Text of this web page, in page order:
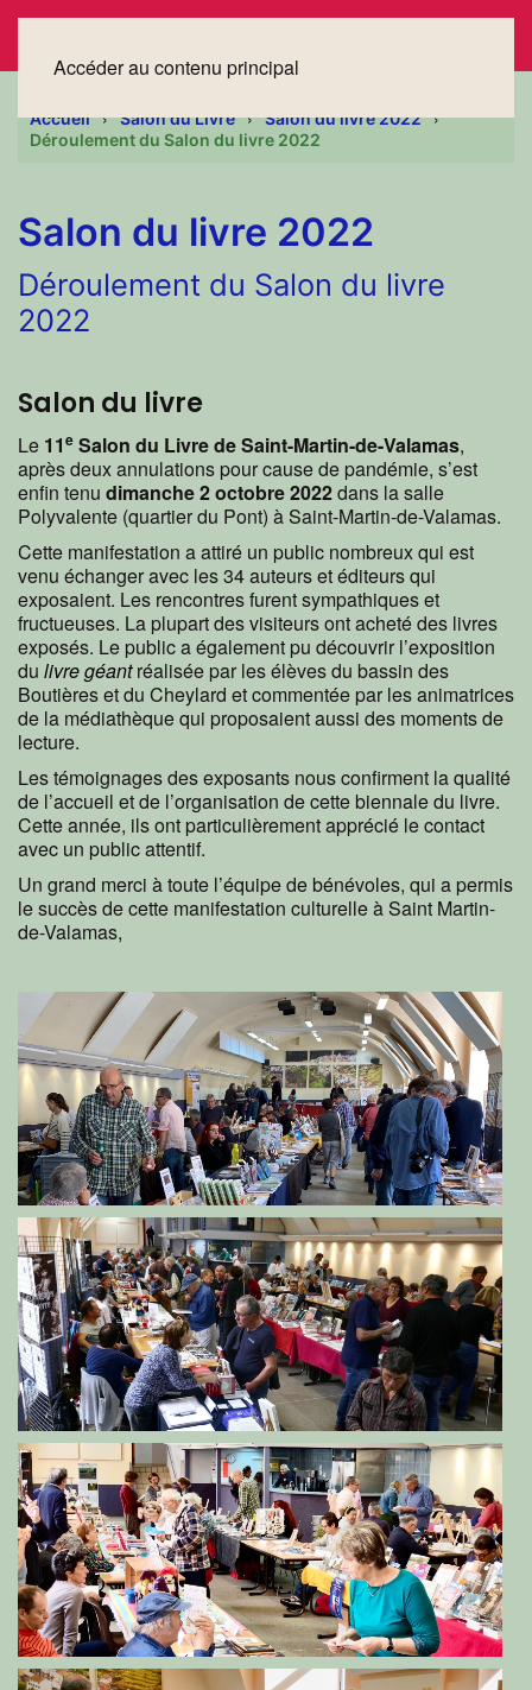
Accéder au contenu principal
Accueil Salon du Livre
Salon du livre 2022
Déroulement du Salon du livre 2022
Salon du livre 2022
Déroulement du Salon du livre
2022
Salon du livre
Le 11e Salon du Livre de Saint-Martin-de-Valamas,
après deux annulations pour cause de pandémie, s’est
enfin tenu dimanche 2 octobre 2022dans la salle
Polyvalente (quartier du Pont) à Saint-Martin-de-Valamas.
Cette manifestation a attiré un public nombreux qui est
venu échanger avec les 34 auteurs et éditeurs qui
exposaient. Les rencontres furent sympathiques et
fructueuses. La plupart des visiteurs ont acheté des livres
exposés. Le public a également pu découvrir l’exposition
du livre géantréalisée par les élèves du bassin des
Boutières et du Cheylard et commentée par les animatrices
de la médiathèque qui proposaient aussi des moments de
lecture.
Les témoignages des exposants nous confirment la qualité
de l’accueil et de l’organisation de cette biennale du livre.
Cette année, ils ont particulièrement apprécié le contact
avec un public attentif.
Un grand merci à toute l’équipe de bénévoles, qui a permis
le succès de cette manifestation culturelle à Saint Martin-
de-Valamas,